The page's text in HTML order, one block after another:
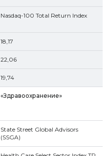
Nasdaq-100 Total Return Index
18,17
22,06
19,74
«Здравоохранение»
State Street Global Advisors
(SSGA)